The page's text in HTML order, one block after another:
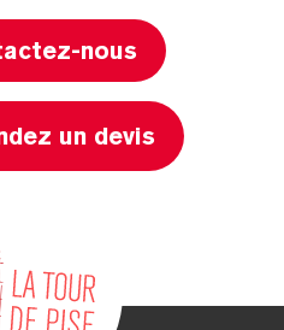
nous
un devis